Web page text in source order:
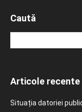
Caută
Articole recente
Situația datoriei